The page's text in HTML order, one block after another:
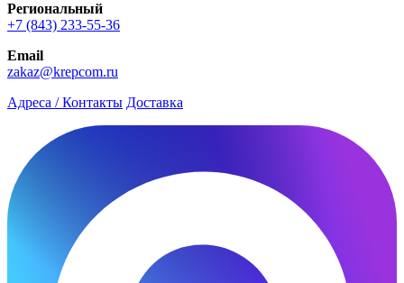
Региональный
+7 (843) 233-55-36
Email
zakaz@krepcom.ru
Адреса / Контакты Доставка